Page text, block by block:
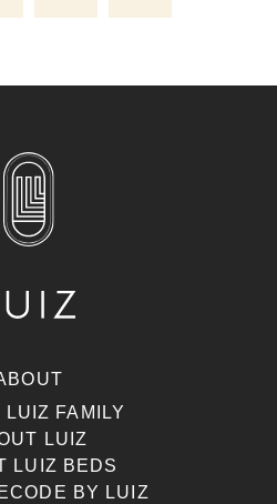
LUIZ FAMILY
LUIZ
LUIZ BEDS
BY LUIZ